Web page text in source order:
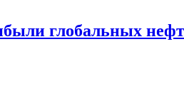
глобальных